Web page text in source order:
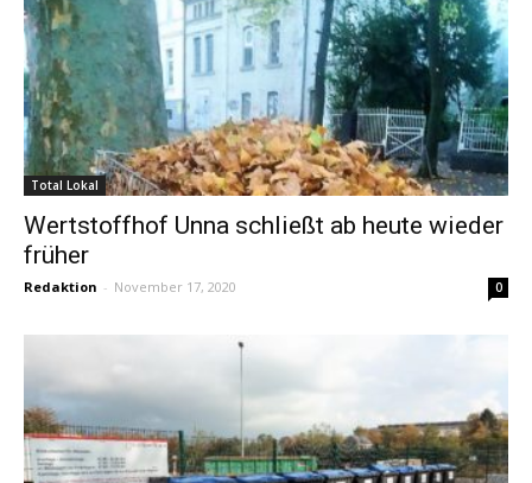
Total Lokal
Wertstoffhof Unna schließt ab heute wieder
früher
Redaktion - November 17, 2020 0